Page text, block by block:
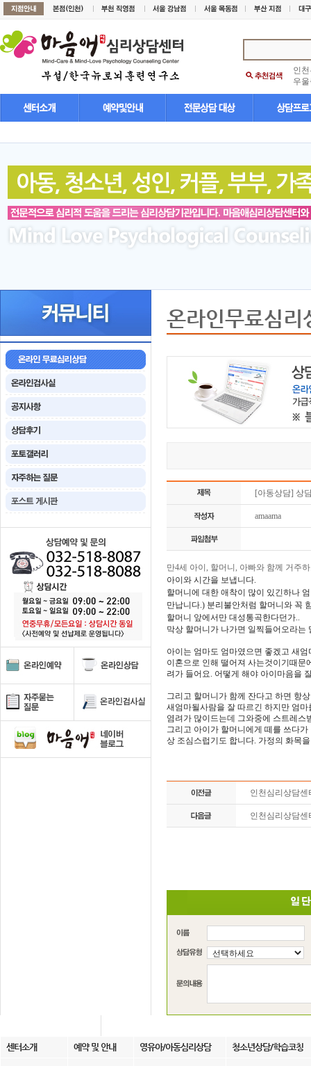
인
우
온라인무료심리
[아동상담] 상
amaama
만4세 아이, 할머니, 아빠와 함께 거주
아이와 시간을 보냅니다.
할머니에 대한 애착이 많이 있긴하나
만납니다.) 분리불안처럼 할머니와 꼭
할머니 앞에서만 대성통곡한다던가..
막상 할머니가 나가면 일찍들어오라는
아이는 엄마도 엄마였으면 좋겠고 새
이혼으로 인해 떨어져 사는것이기때
려가 들어요. 어떻게 해야 아이마음을
그리고 할머니가 함께 잔다고 하면 항
새엄마될사람을 잘 따르긴 하지만 엄
염려가 많이드는데 그와중에 스트레스
그리고 아이가 할머니에게 떼를 쓰다
상 조심스럽기도 합니다. 가정의 화목
인천심리상담
인천심리상담
센터소개 예약 및 안내 영유아/아동심리상담 청소년상담/학습코칭